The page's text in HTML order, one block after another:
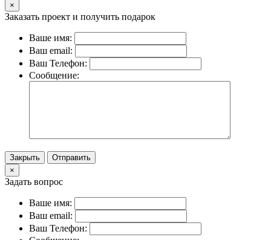
×
Заказать проект и получить подарок
Ваше имя:
Ваш email:
Ваш Телефон:
Сообщение:
Закрыть
Отправить
×
Задать вопрос
Ваше имя:
Ваш email:
Ваш Телефон: